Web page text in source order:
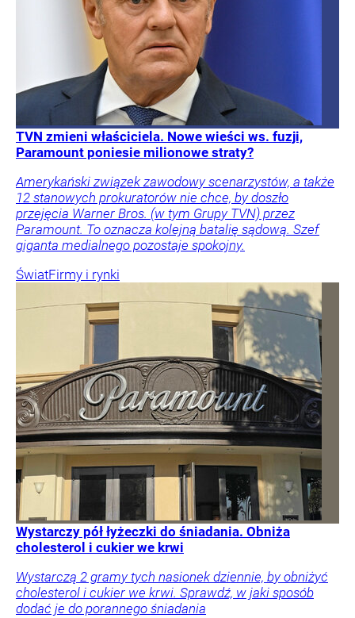
TVN zmieni właściciela. Nowe wieści ws. fuzji,
Paramount poniesie milionowe straty?
Amerykański związek zawodowy scenarzystów, a także
12 stanowych prokuratorów nie chce, by doszło
przejęcia Warner Bros. (w tym Grupy TVN) przez
Paramount. To oznacza kolejną batalię sądową. Szef
giganta medialnego pozostaje spokojny.
ŚwiatFirmy i rynki
Wystarczy pół łyżeczki do śniadania. Obniża
cholesterol i cukier we krwi
Wystarczą 2 gramy tych nasionek dziennie, by obniżyć
cholesterol i cukier we krwi. Sprawdź, w jaki sposób
dodać je do porannego śniadania